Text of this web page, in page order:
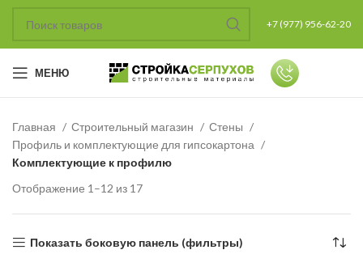
+7 (977) 956-62-20
МЕНЮ
Главная Строительный магазин
Стены
Профиль и комплектующие для гипсокартона
Комплектующие к профилю
Отображение 1–12 из 17
Показать боковую панель (фильтры)